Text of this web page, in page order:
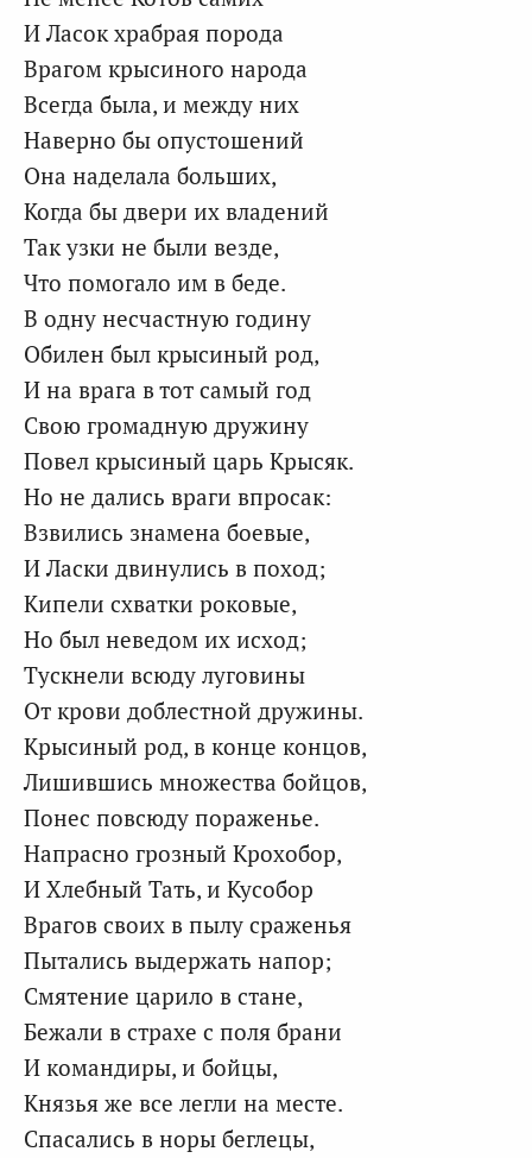
И Ласок храбрая порода
Врагом крысиного народа
Всегда была, и между них
Наверно бы опустошений
Она наделала больших,
Когда бы двери их владений
Так узки не были везде,
Что помогало им в беде.
В одну несчастную годину
Обилен был крысиный род,
И на врага в тот самый год
Свою громадную дружину
Повел крысиный царь Крысяк.
Но не дались враги впросак:
Взвились знамена боевые,
И Ласки двинулись в поход;
Кипели схватки роковые,
Но был неведом их исход;
Тускнели всюду луговины
От крови доблестной дружины.
Крысиный род, в конце концов,
Лишившись множества бойцов,
Понес повсюду пораженье.
Напрасно грозный Крохобор,
И Хлебный Тать, и Кусобор
Врагов своих в пылу сраженья
Пытались выдержать напор;
Смятение царило в стане,
Бежали в страхе с поля брани
И командиры, и бойцы,
Князья же все легли на месте.
Спасались в норы беглецы,